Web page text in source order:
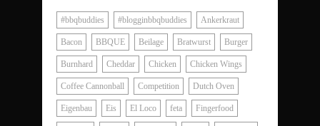
#bbqbuddies #blogginbbqbuddies Ankerkraut
Bacon BBQUE Beilage Bratwurst Burger
Burnhard Cheddar Chicken Chicken Wings
Coffee Cannonball Competition Dutch Oven
Eigenbau Eis El Loco feta Fingerfood